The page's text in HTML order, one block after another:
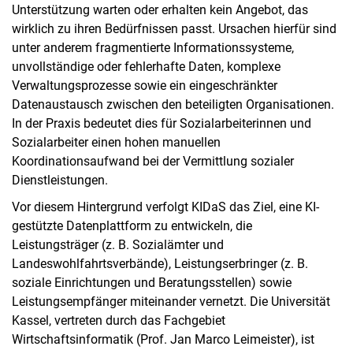
Unterstützung warten oder erhalten kein Angebot, das
wirklich zu ihren Bedürfnissen passt. Ursachen hierfür sind
unter anderem fragmentierte Informationssysteme,
unvollständige oder fehlerhafte Daten, komplexe
Verwaltungsprozesse sowie ein eingeschränkter
Datenaustausch zwischen den beteiligten Organisationen.
In der Praxis bedeutet dies für Sozialarbeiterinnen und
Sozialarbeiter einen hohen manuellen
Koordinationsaufwand bei der Vermittlung sozialer
Dienstleistungen.
Vor diesem Hintergrund verfolgt KIDaS das Ziel, eine KI-
gestützte Datenplattform zu entwickeln, die
Leistungsträger (z. B. Sozialämter und
Landeswohlfahrtsverbände), Leistungserbringer (z. B.
soziale Einrichtungen und Beratungsstellen) sowie
Leistungsempfänger miteinander vernetzt. Die Universität
Kassel, vertreten durch das Fachgebiet
Wirtschaftsinformatik (Prof. Jan Marco Leimeister), ist